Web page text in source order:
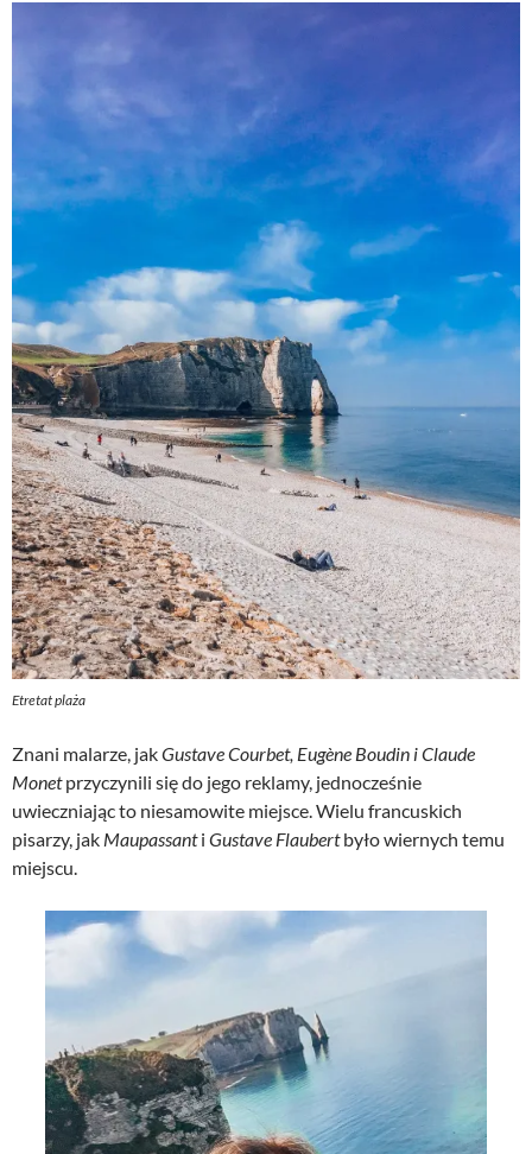
Etretat plaża
Znani malarze, jakGustave Courbet, Eugène Boudin i Claude
Monetprzyczynili się do jego reklamy, jednocześnie
uwieczniając to niesamowite miejsce. Wielu francuskich
pisarzy, jak Maupassanti Gustave Flaubertbyło wiernych temu
miejscu.